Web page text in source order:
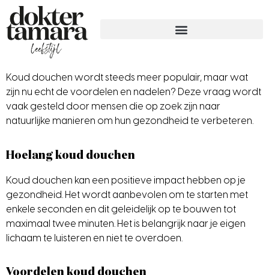
Koud douchen wordt steeds meer populair, maar wat
zijn nu echt de voordelen en nadelen? Deze vraag wordt
vaak gesteld door mensen die op zoek zijn naar
natuurlijke manieren om hun gezondheid te verbeteren.
Hoelang koud douchen
Koud douchen kan een positieve impact hebben op je
gezondheid. Het wordt aanbevolen om te starten met
enkele seconden en dit geleidelijk op te bouwen tot
maximaal twee minuten. Het is belangrijk naar je eigen
lichaam te luisteren en niet te overdoen.
Voordelen koud douchen